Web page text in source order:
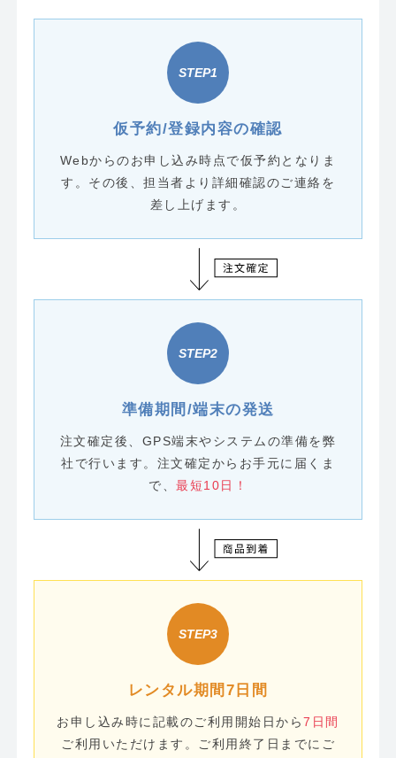
仮予約/登録内容の確認
Webからのお申し込み時点で仮予約となりま
す。その後、担当者より詳細確認のご連絡を
差し上げます。
準備期間/端末の発送
注文確定後、GPS端末やシステムの準備を弊
社で行います。注文確定からお手元に届くま
で、 最短10日！
レンタル期間 7日間
お申し込み時に記載のご利用開始日から7日間
ご利用いただけます。ご利用終了日までにご